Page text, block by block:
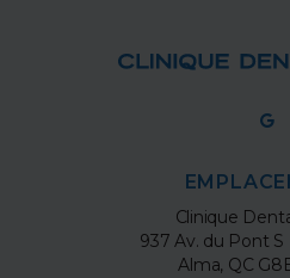
Clinique
937 Av. du Pont S
Alma QC